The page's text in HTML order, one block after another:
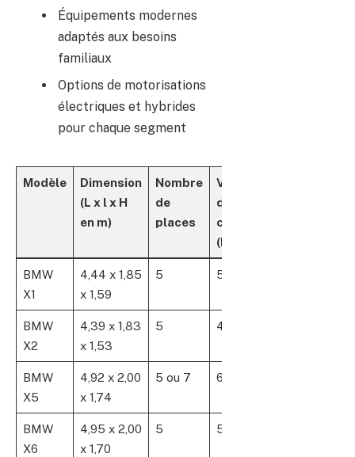
Équipements modernes
adaptés aux besoins
familiaux
Options de motorisations
électriques et hybrides
pour chaque segment
Modèle
Dimension
(L x l x H
en m)
Nombre
de
places
Volume
de
coffre
(L)
BMW
X1
4,44 x 1,85
x 1,59
5 505
BMW
X2
4,39 x 1,83
x 1,53
5 470
BMW
X5
4,92 x 2,00
x 1,74
5 ou 7 650
BMW
X6
4,95 x 2,00
x 1,70
5 580